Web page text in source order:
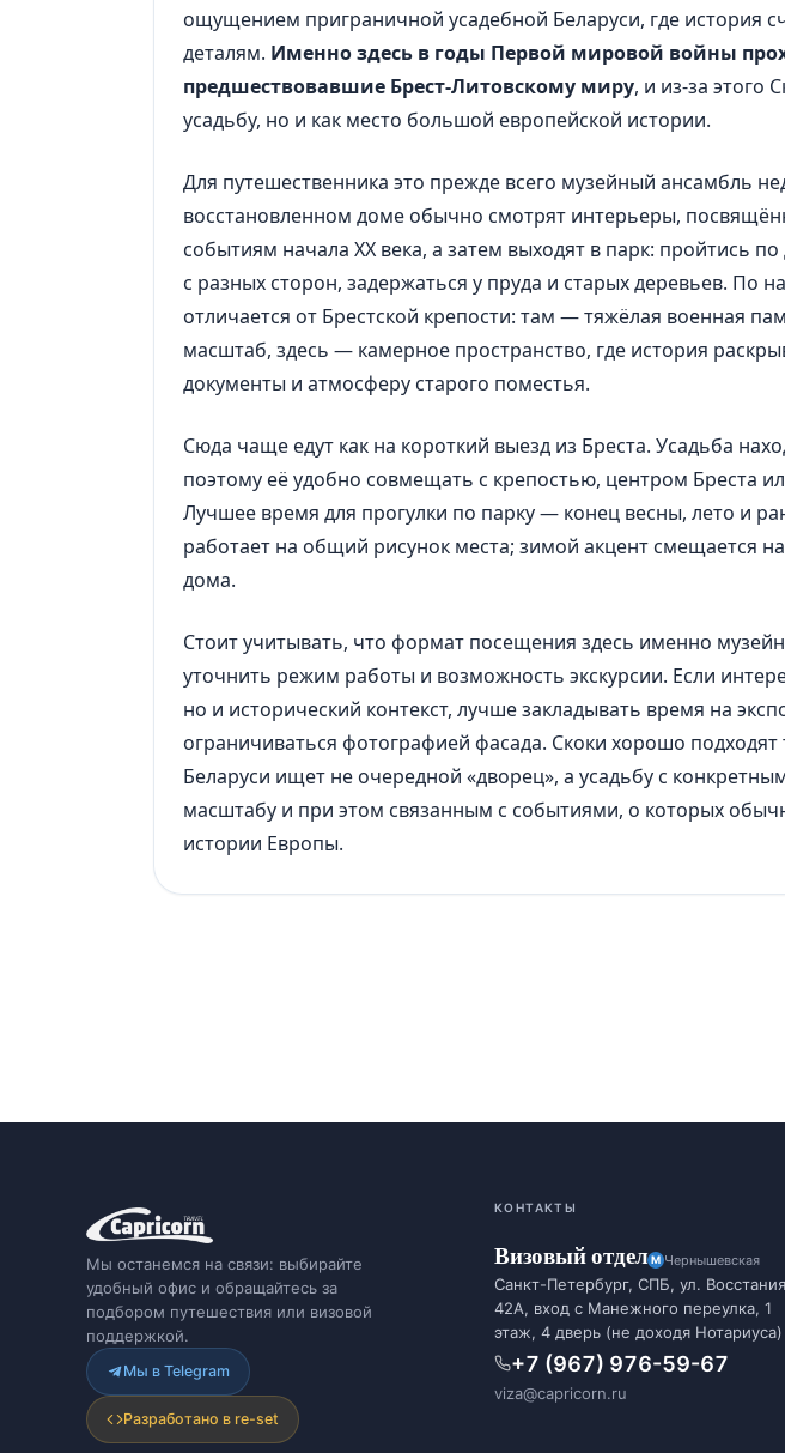
ощущением приграничной усадебной Беларуси, где история
деталям. Именно здесь в годы Первой мировой войны
предшествовавшие Брест-Литовскому миру, и из-за этого
усадьбу, но и как место большой европейской истории.
Для путешественника это прежде всего музейный ансамбль
восстановленном доме обычно смотрят интерьеры,
событиям начала XX века, а затем выходят в парк: пройтись
с разных сторон, задержаться у пруда и старых деревьев. По
отличается от Брестской крепости: там — тяжёлая военная
масштаб, здесь — камерное пространство, где история
документы и атмосферу старого поместья.
Сюда чаще едут как на короткий выезд из Бреста. Усадьба
поэтому её удобно совмещать с крепостью, центром Бреста
Лучшее время для прогулки по парку — конец весны, лето и
работает на общий рисунок места; зимой акцент смещается
дома.
Стоит учитывать, что формат посещения здесь именно
уточнить режим работы и возможность экскурсии. Если
но и исторический контекст, лучше закладывать время на
ограничиваться фотографией фасада. Скоки хорошо подходят
Беларуси ищет не очередной «дворец», а усадьбу с
масштабу и при этом связанным с событиями, о которых
истории Европы.
Мы останемся на связи: выбирайте
удобный офис и обращайтесь за
подбором путешествия или визовой
поддержкой.
Мы в Telegram
Разработано в re-set
КОНТАКТЫ
Визовый отдел Чернышевская
Санкт-Петербург, СПБ, ул. Восстания
42А, вход с Манежного переулка, 1
этаж, 4 дверь (не доходя Нотариуса)
+7 (967) 976-59-67
viza@capricorn.ru